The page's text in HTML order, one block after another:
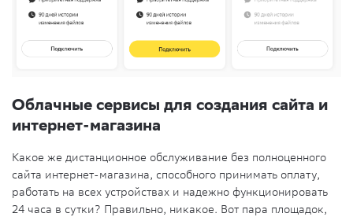
Облачные сервисы для создания сайта и
интернет-магазина
Какое же дистанционное обслуживание без полноценного
сайта интернет-магазина, способного принимать оплату,
работать на всех устройствах и надежно функционировать
24 часа в сутки? Правильно, никакое. Вот пара площадок,